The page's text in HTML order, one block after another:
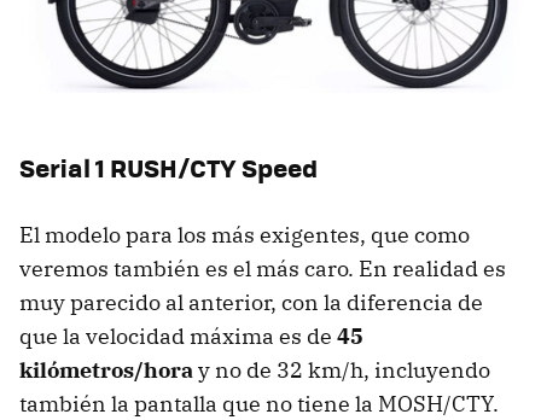
Serial 1 RUSH/CTY Speed
El modelo para los más exigentes, que como
veremos también es el más caro. En realidad es
muy parecido al anterior, con la diferencia de
que la velocidad máxima es de 45
kilómetros/horay no de 32 km/h, incluyendo
también la pantalla que no tiene la MOSH/CTY.